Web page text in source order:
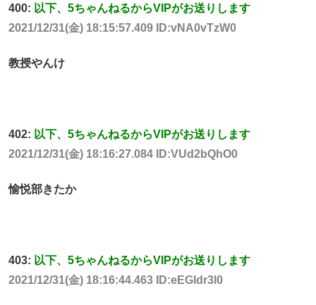
400: 以下、5ちゃんねるからVIPがお送りします
2021/12/31(金) 18:15:57.409 ID:vNA0vTzW0
教授やんけ
402: 以下、5ちゃんねるからVIPがお送りします
2021/12/31(金) 18:16:27.084 ID:VUd2bQhO0
愉悦部きたか
403: 以下、5ちゃんねるからVIPがお送りします
2021/12/31(金) 18:16:44.463 ID:eEGldr3l0